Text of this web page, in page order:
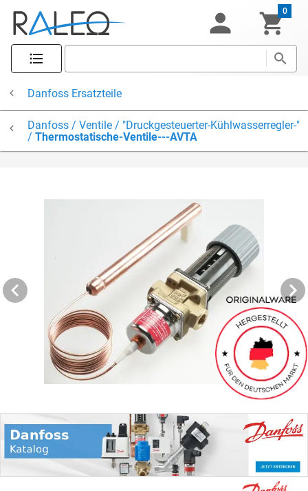
0
Danfoss Ersatzteile
Danfoss / Ventile / "Druckgesteuerter-Kühlwasserregler-"
/ Thermostatische-Ventile---AVTA